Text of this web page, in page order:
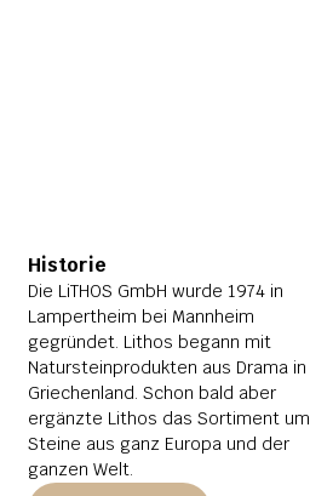
Historie
Die LiTHOS GmbH wurde 1974 in
Lampertheim bei Mannheim
gegründet. Lithos begann mit
Natursteinprodukten aus Drama in
Griechenland. Schon bald aber
ergänzte Lithos das Sortiment um
Steine aus ganz Europa und der
ganzen Welt.